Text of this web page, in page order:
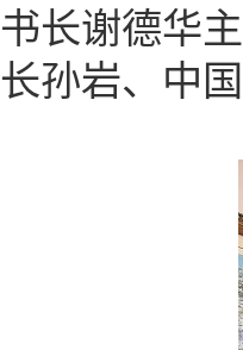
书长谢德华
长孙岩、中